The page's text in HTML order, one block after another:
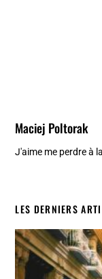
Maciej Poltorak
J'aime me perdre à
LES DERNIERS